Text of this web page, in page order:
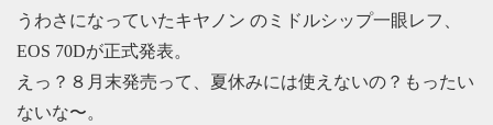
うわさになっていたキヤノン のミドルシップ一眼レフ、
EOS 70Dが正式発表。
えっ？８月末発売って、夏休みには使えないの？もったい
ないな〜。